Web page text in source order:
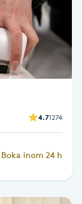
4.71274
Boka inom 24 h